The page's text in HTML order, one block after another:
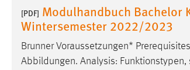
[PDF] Modulhandbuch Bachelor
Wintersemester 2022/2023
Brunner Voraussetzungen*
Abbildungen. Analysis: